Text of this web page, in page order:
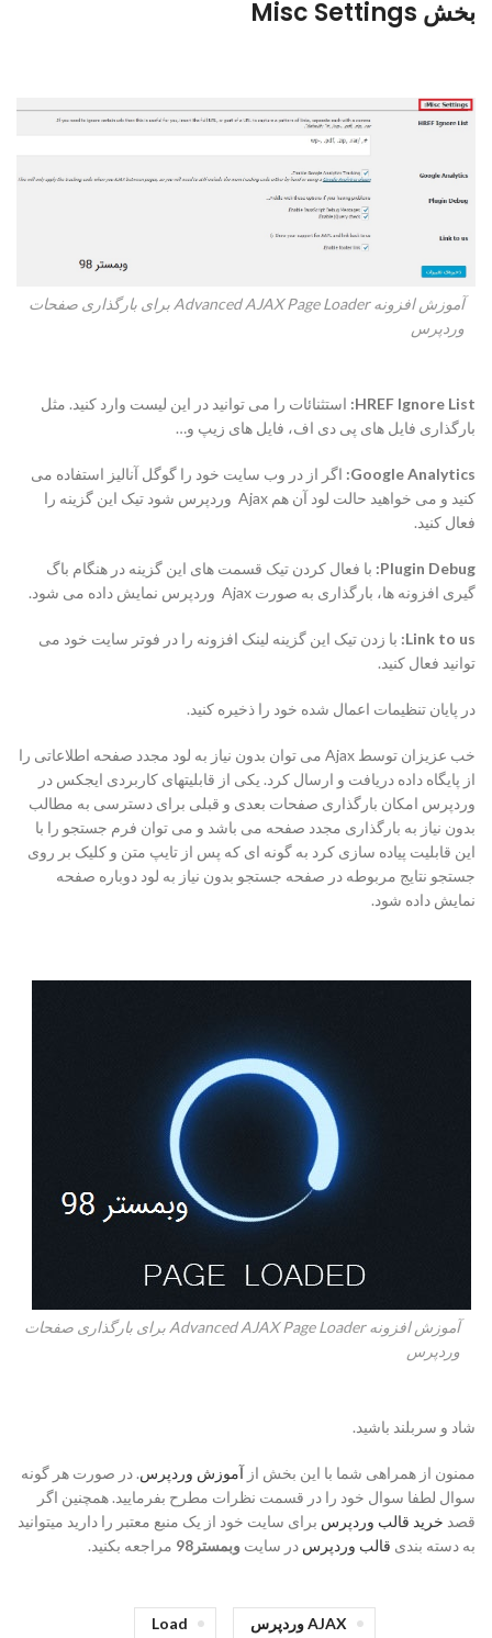
بخش Misc Settings
آموزش افزونه Advanced AJAX Page Loader برای بارگذاری صفحات
وردپرس
HREF Ignore List
: استثنائات را می توانید در این لیست وارد کنید. مثل
بارگذاری فایل های پی دی اف، فایل های زیپ و…
Google Analytics
: اگر از در وب سایت خود را گوگل آنالیز استفاده می
کنید و می خواهید حالت لود آن هم Ajax وردپرس شود تیک این گزینه را
فعال کنید.
Plugin Debug
: با فعال کردن تیک قسمت های این گزینه در هنگام باگ
گیری افزونه ها، بارگذاری به صورت Ajax وردپرس نمایش داده می شود.
Link to us
: با زدن تیک این گزینه لینک افزونه را در فوتر سایت خود می
توانید فعال کنید.
در پایان تنظیمات اعمال شده خود را ذخیره کنید.
خب عزیزان توسط Ajax می توان بدون نیاز به لود مجدد صفحه اطلاعاتی را
از پایگاه داده دریافت و ارسال کرد. یکی از قابلیتهای کاربردی ایجکس در
وردپرس امکان بارگذاری صفحات بعدی و قبلی برای دسترسی به مطالب
بدون نیاز به بارگذاری مجدد صفحه می باشد و می توان فرم جستجو را با
این قابلیت پیاده سازی کرد به گونه ای که پس از تایپ متن و کلیک بر روی
جستجو نتایج مربوطه در صفحه جستجو بدون نیاز به لود دوباره صفحه
نمایش داده شود.
آموزش افزونه Advanced AJAX Page Loader برای بارگذاری صفحات
وردپرس
شاد و سربلند باشید.
ممنون از همراهی شما با این بخش از آموزش وردپرس. در صورت هر گونه
سوال لطفا سوال خود را در قسمت نظرات مطرح بفرمایید. همچنین اگر
قصد خرید قالب وردپرس برای سایت خود از یک منبع معتبر را دارید میتوانید
به دسته بندی قالب وردپرس در سایت وبمستر98 مراجعه بکنید.
AJAX وردپرس Load